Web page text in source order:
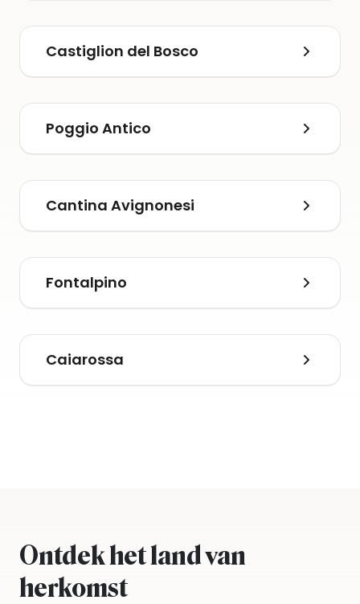
Castiglion del Bosco
Poggio Antico
Cantina Avignonesi
Fontalpino
Caiarossa
Ontdek het land van
herkomst